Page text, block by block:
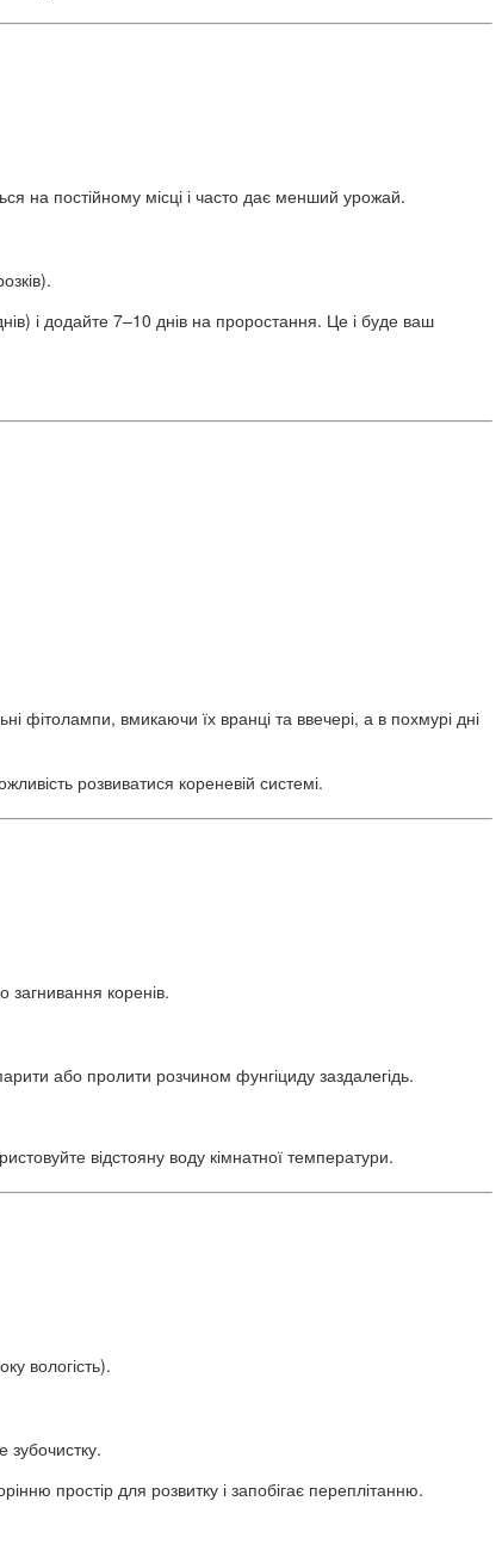
на постійному місці і часто дає менший урожай.
і додайте 7–10 днів на проростання. Це і буде ваш
фітолампи, вмикаючи їх вранці та ввечері, а в похмурі дні
розвиватися кореневій системі.
загнивання коренів.
або пролити розчином фунгіциду заздалегідь.
відстояну воду кімнатної температури.
вологість).
зубочистку.
простір для розвитку і запобігає переплітанню.